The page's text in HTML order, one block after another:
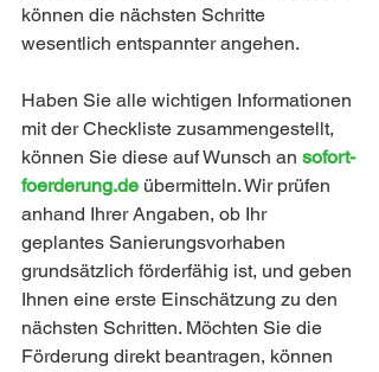
können die nächsten Schritte
wesentlich entspannter angehen.
Haben Sie alle wichtigen Informationen
mit der Checkliste zusammengestellt,
können Sie diese auf Wunsch an sofort-
foerderung.de übermitteln. Wir prüfen
anhand Ihrer Angaben, ob Ihr
geplantes Sanierungsvorhaben
grundsätzlich förderfähig ist, und geben
Ihnen eine erste Einschätzung zu den
nächsten Schritten. Möchten Sie die
Förderung direkt beantragen, können